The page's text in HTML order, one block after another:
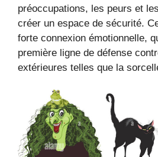
préoccupations, les peurs et
créer un espace de sécurité.
forte connexion émotionnelle,
première ligne de défense
extérieures telles que la